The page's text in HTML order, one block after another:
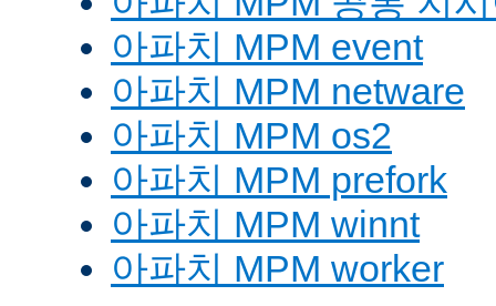
아파치 MPM event
아파치 MPM netware
아파치 MPM os2
아파치 MPM prefork
아파치 MPM winnt
아파치 MPM worker